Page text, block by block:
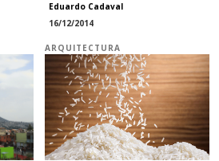
Eduardo Cadaval
16/12/2014
ARQUITECTURA